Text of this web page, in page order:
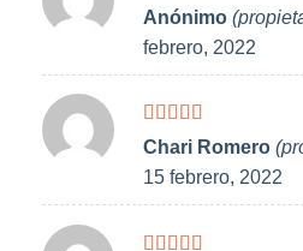
Valorado
con5de 5
Anónimo
febrero, 2022
Valorado
Chari Romero
15 febrero, 2022